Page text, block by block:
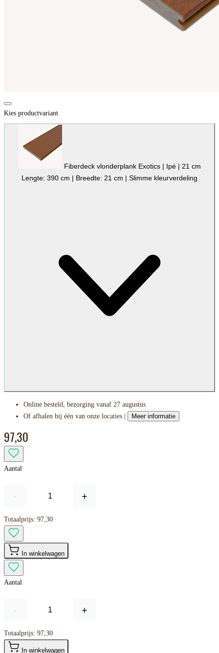
Kies productvariant
Fiberdeck vlonderplank Exotics | Ipé | 21 cm
Lengte: 390 cm | Breedte: 21 cm | Slimme kleurverdeling
Online besteld, bezorging vanaf 27 augustus
Of afhalen bij één van onze locaties |
Meer informatie
97,30
Aantal
- +
Totaalprijs: 97,30
In winkelwagen
Aantal
- +
Totaalprijs: 97,30
In winkelwagen